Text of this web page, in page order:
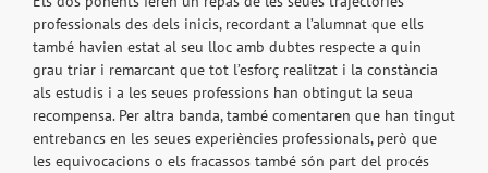
professionals des dels inicis, recordant a l’alumnat que ells
també havien estat al seu lloc amb dubtes respecte a quin
grau triar i remarcant que tot l’esforç realitzat i la constància
als estudis i a les seues professions han obtingut la seua
recompensa. Per altra banda, també comentaren que han tingut
entrebancs en les seues experiències professionals, però que
les equivocacions o els fracassos també són part del procés